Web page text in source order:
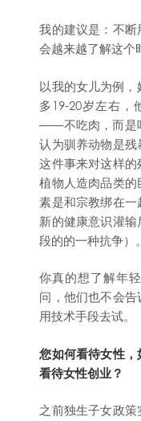
我的建议是：不
会越来越了解这个
以我的女儿为例
多19-20岁左右，
——不吃肉，而是
认为驯养动物是
这件事来对这样的
植物人造肉品类
素是和宗教绑在
新的健康意识灌
段的的一种抗争）。
你真的想了解年
问，他们也不会
用技术手段去试。
您如何看待女性
看待女性创业？
之前独生子女政